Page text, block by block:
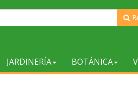
JARDINERÍA BOTÁNICA